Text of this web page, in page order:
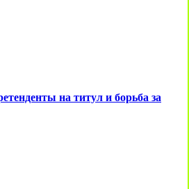
на титул и борьба за